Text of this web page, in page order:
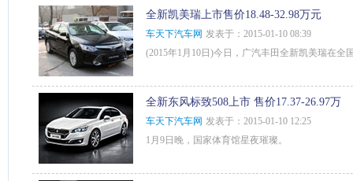
全新凯美瑞上市售价18.48-32.98万元
车天下汽车网 发表于：2015-01-10 08:39
(2015年1月10日)今日，广汽丰田全新凯美瑞在全
全新东风标致508上市 售价17.37-26.97万
车天下汽车网 发表于：2015-01-10 12:25
1月9日晚，国家体育馆星夜璀璨。